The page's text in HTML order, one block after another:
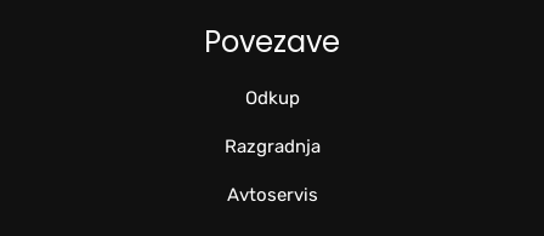
Povezave
Odkup
Razgradnja
Avtoservis